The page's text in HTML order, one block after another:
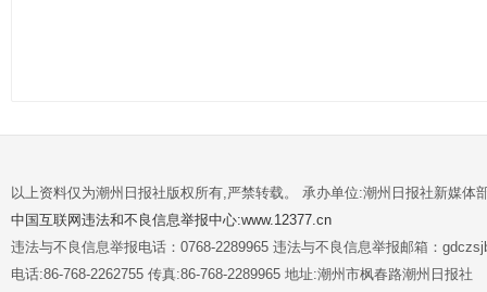
以上资料仅为潮州日报社版权所有,严禁转载。 承办单位:潮州日报社新媒体
中国互联网违法和不良信息举报中心:www.12377.cn
违法与不良信息举报电话：0768-2289965 违法与不良信息举报邮箱：
电话:86-768-2262755 传真:86-768-2289965 地址:潮州市枫春路潮州日报社